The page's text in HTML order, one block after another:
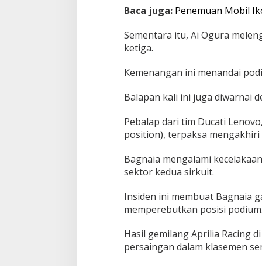
n
Baca juga: Penemuan Mobil
Sementara itu, Ai Ogura
ketiga.
Kemenangan ini menandai
Balapan kali ini juga diwarnai
Pebalap dari tim Ducati
position), terpaksa
Bagnaia mengalami
sektor kedua sirkuit.
Insiden ini membuat Bagnaia
memperebutkan posisi podium.
Hasil gemilang Aprilia Racing
persaingan dalam klasemen